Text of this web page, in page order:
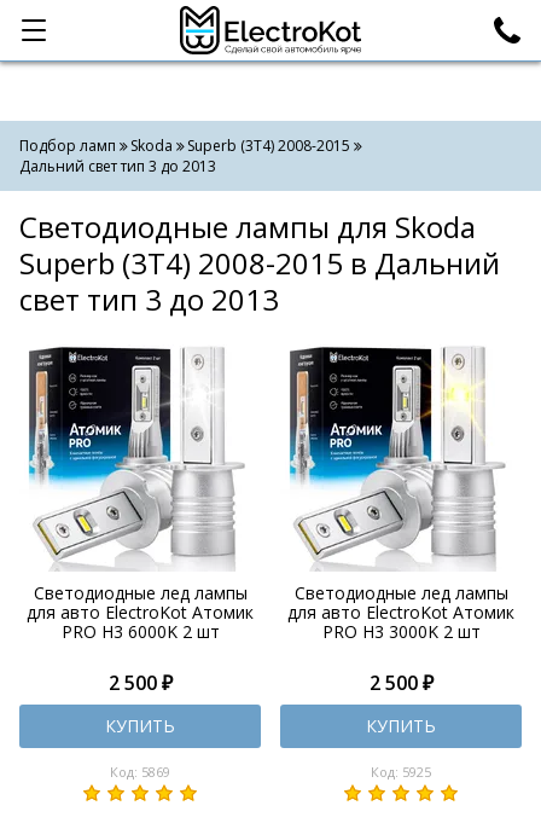
Категории Поиск
Подбор ламп Skoda
Superb (3T4) 2008-2015
Дальний свет тип 3 до 2013
Светодиодные лампы для Skoda
Superb (3T4) 2008-2015 в Дальний
свет тип 3 до 2013
Светодиодные лед лампы
для авто ElectroKot Атомик
PRO H3 6000K 2 шт
2 500 ₽
КУПИТЬ
Код: 5869
Светодиодные лед лампы
для авто ElectroKot Атомик
PRO H3 3000K 2 шт
2 500 ₽
КУПИТЬ
Код: 5925